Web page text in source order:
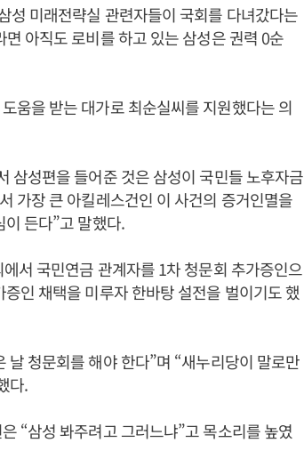
성 미래전략실 관련자들이 국회를 다녀갔다는
아직도 로비를 하고 있는 삼성은 권력 0순
움을 받는 대가로 최순실씨를 지원했다는 의
삼성편을 들어준 것은 삼성이 국민들 노후자금
가장 큰 아킬레스건인 이 사건의 증거인멸을
든다”고 말했다.
서 국민연금 관계자를 1차 청문회 추가증인으
인 채택을 미루자 한바탕 설전을 벌이기도 했
청문회를 해야 한다”며 “새누리당이 말로만
다.
“삼성 봐주려고 그러느냐”고 목소리를 높였